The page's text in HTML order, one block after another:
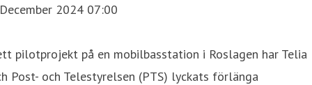
2024 07:00
pilotprojekt på en mobilbasstation i Roslagen har Telia
Post- och Telestyrelsen (PTS) lyckats förlänga